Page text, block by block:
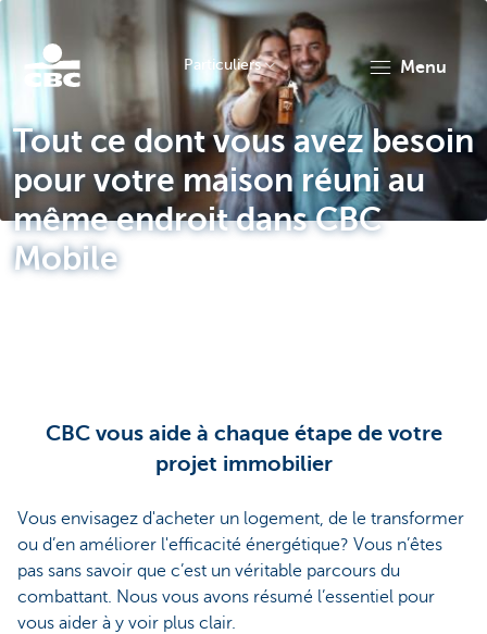
Particulieren
Particuliers menu
Tout ce dont vous avez besoin
pour votre maison réuni au
même endroit dans CBC
Mobile
CBC vous aide à chaque étape de votre
projet immobilier
Vous envisagez d'acheter un logement, de le transformer
ou d’en améliorer l'efficacité énergétique? Vous n’êtes
pas sans savoir que c’est un véritable parcours du
combattant. Nous vous avons résumé l’essentiel pour
vous aider à y voir plus clair.